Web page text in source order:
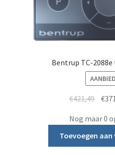
Bentrup TC-
€421,49 €
Nog maar 0
Toevoegen